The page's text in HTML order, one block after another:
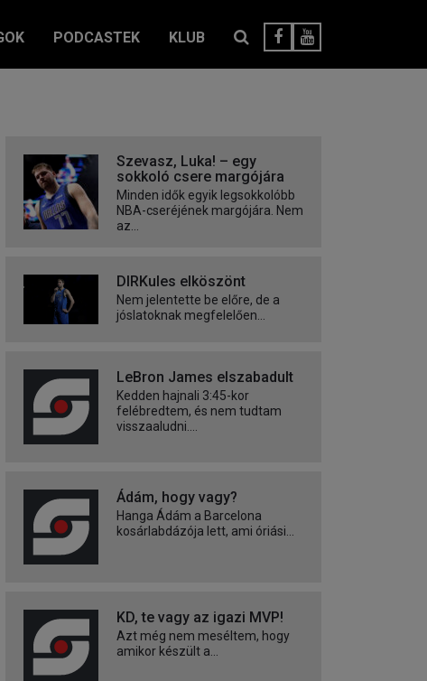
PODCASTEK KLUB
Szevasz, Luka! – egy
sokkoló csere margójára
Minden idők egyik legsokkolóbb
NBA-cseréjének margójára. Nem
az...
DIRKules elköszönt
Nem jelentette be előre, de a
jóslatoknak megfelelően...
LeBron James elszabadult
Kedden hajnali 3:45-kor
felébredtem, és nem tudtam
visszaaludni....
Ádám, hogy vagy?
Hanga Ádám a Barcelona
kosárlabdázója lett, ami óriási...
KD, te vagy az igazi MVP!
Azt még nem meséltem, hogy
amikor készült a...